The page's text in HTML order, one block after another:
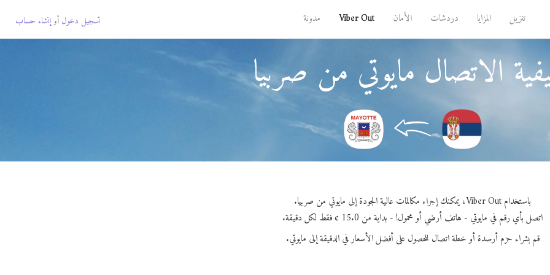
تنزيل المزايا دردشات الأمان Viber Out مدونة تسجيل دخول أوإنشاء حساب
الاتصال مايوتي من صربيا
باستخدام Viber Out، يمكنك إجراء مكالمات عالية الجودة إلى مايوتي من صربيا.
اتصل بأي رقم في مايوتي - هاتف أرضي أو محمول! - بداية من 15.0 ¢ فقط لكل دقيقة.
قم بشراء حزم أرصدة أو خطة اتصال للحصول على أفضل الأسعار في الدقيقة إلى مايوتي.